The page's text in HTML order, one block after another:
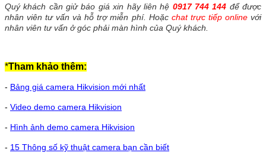
Quý khách cần giử báo giá xin hãy liên hệ 0917 744 144 để được
nhân viên tư vấn và hỗ trợ miễn phí. Hoặc chat trực tiếp onlinevới
nhân viên tư vấn ở góc phải màn hình của Quý khách.
*Tham khảo thêm:
- Bảng giá camera Hikvision mới nhất
- Video demo camera Hikvision
- Hình ảnh demo camera Hikvision
- 15 Thông số kỹ thuật camera bạn cần biết